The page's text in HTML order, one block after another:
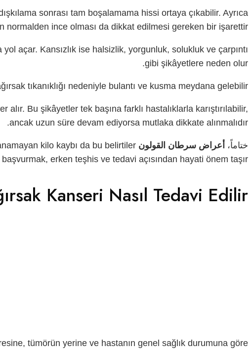
sonrası tam boşalamama hissi ortaya çıkabilir. Ayrıca
normalden ince olması da dikkat edilmesi gereken bir işarettir.
açar. Kansızlık ise halsizlik, yorgunluk, solukluk ve çarpıntı
gibi şikâyetlere neden olur.
tıkanıklığı nedeniyle bulantı ve kusma meydana gelebilir.
Bu şikâyetler tek başına farklı hastalıklarla karıştırılabilir,
ancak uzun süre devam ediyorsa mutlaka dikkate alınmalıdır.
ختاماً، أعراض سرطان القولون kilo kaybı da bu belirtiler
erken teşhis ve tedavi açısından hayati önem taşır.
Kanseri Nasıl Tedavi Edilir?
tümörün yerine ve hastanın genel sağlık durumuna göre